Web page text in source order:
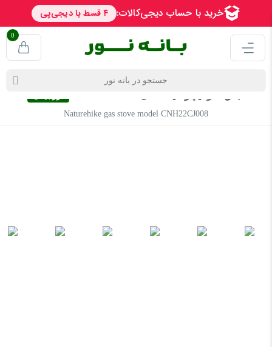
0
Naturehike gas stove model CNH22CJ008